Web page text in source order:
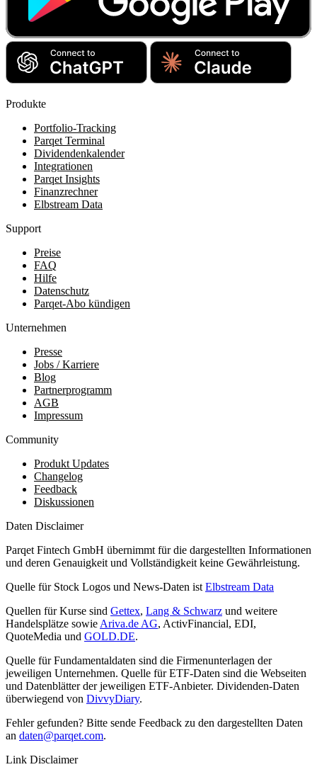
Produkte
Portfolio-Tracking
Parqet Terminal
Dividendenkalender
Integrationen
Parqet Insights
Finanzrechner
Elbstream Data
Support
Preise
FAQ
Hilfe
Datenschutz
Parqet-Abo kündigen
Unternehmen
Presse
Jobs / Karriere
Blog
Partnerprogramm
AGB
Impressum
Community
Produkt Updates
Changelog
Feedback
Diskussionen
Daten Disclaimer
Parqet Fintech GmbH übernimmt für die dargestellten Informationen
und deren Genauigkeit und Vollständigkeit keine Gewährleistung.
Quelle für Stock Logos und News-Daten ist Elbstream Data
Quellen für Kurse sind Gettex, Lang & Schwarz und weitere
Handelsplätze sowie Ariva.de AG, ActivFinancial, EDI,
QuoteMedia und GOLD.DE.
Quelle für Fundamentaldaten sind die Firmenunterlagen der
jeweiligen Unternehmen. Quelle für ETF-Daten sind die Webseiten
und Datenblätter der jeweiligen ETF-Anbieter. Dividenden-Daten
überwiegend von DivvyDiary.
Fehler gefunden? Bitte sende Feedback zu den dargestellten Daten
an daten@parqet.com.
Link Disclaimer